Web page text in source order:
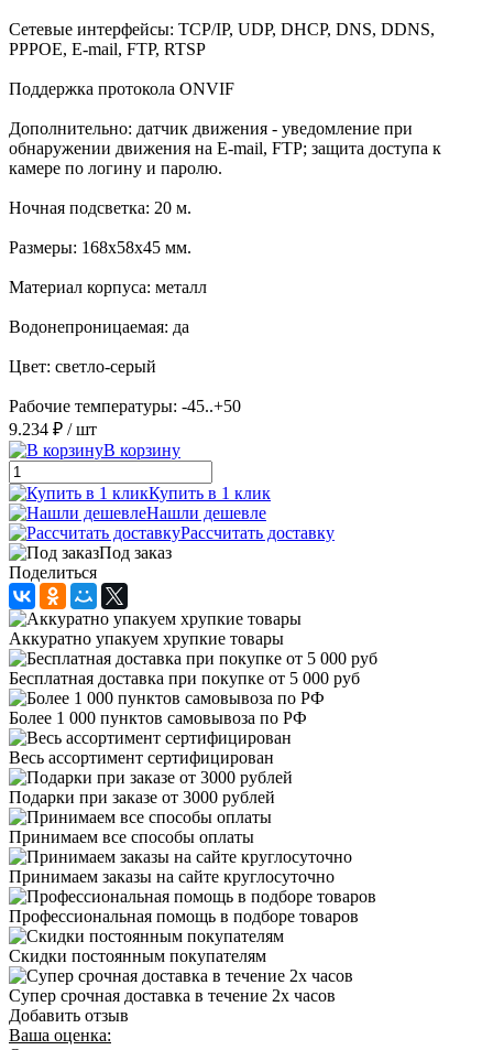
Сетевые интерфейсы: TCP/IP, UDP, DHCP, DNS, DDNS,
PPPOE, E-mail, FTP, RTSP
Поддержка протокола ONVIF
Дополнительно: датчик движения - уведомление при
обнаружении движения на E-mail, FTP; защита доступа к
камере по логину и паролю.
Ночная подсветка: 20 м.
Размеры: 168x58x45 мм.
Материал корпуса: металл
Водонепроницаемая: да
Цвет: светло-серый
Рабочие температуры: -45..+50
9.234 ₽ / шт
В корзину
Купить в 1 клик
Нашли дешевле
Рассчитать доставку
Под заказ
Поделиться
Аккуратно упакуем хрупкие товары
Бесплатная доставка при покупке от 5 000 руб
Более 1 000 пунктов самовывоза по РФ
Весь ассортимент сертифицирован
Подарки при заказе от 3000 рублей
Принимаем все способы оплаты
Принимаем заказы на сайте круглосуточно
Профессиональная помощь в подборе товаров
Скидки постоянным покупателям
Супер срочная доставка в течение 2х часов
Добавить отзыв
Ваша оценка: